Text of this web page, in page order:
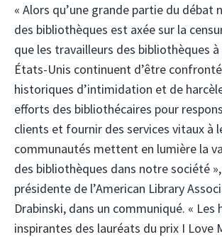
« Alors qu’une grande partie du débat
des bibliothèques est axée sur la
que les travailleurs des bibliothèques
États-Unis continuent d’être
historiques d’intimidation et de
efforts des bibliothécaires pour
clients et fournir des services vitaux à
communautés mettent en lumière la
des bibliothèques dans notre société
présidente de l’American Library
Drabinski, dans un communiqué. « Les
inspirantes des lauréats du prix I Love